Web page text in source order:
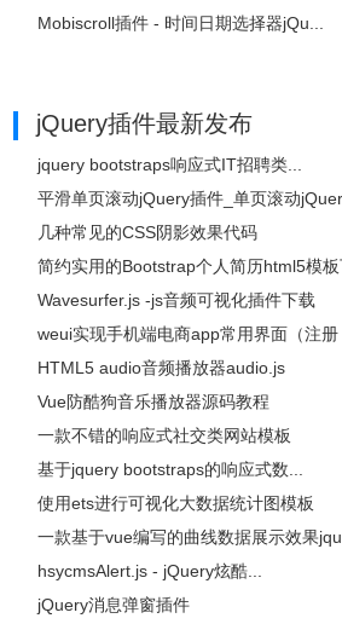
Mobiscroll插件 - 时间日期选择器jQu...
jQuery插件最新发布
jquery bootstraps响应式IT招聘类...
平滑单页滚动jQuery插件_单页滚动
几种常见的CSS阴影效果代码
简约实用的Bootstrap个人简历html5模板
Wavesurfer.js -js音频可视化插件下载
weui实现手机端电商app常用界面（注册
HTML5 audio音频播放器audio.js
Vue防酷狗音乐播放器源码教程
一款不错的响应式社交类网站模板
基于jquery bootstraps的响应式数...
使用ets进行可视化大数据统计图模板
一款基于vue编写的曲线数据展示效果
hsycmsAlert.js - jQuery炫酷...
jQuery消息弹窗插件